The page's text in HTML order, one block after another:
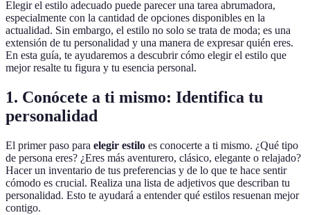
Elegir el estilo adecuado puede parecer una tarea abrumadora,
especialmente con la cantidad de opciones disponibles en la
actualidad. Sin embargo, el estilo no solo se trata de moda; es una
extensión de tu personalidad y una manera de expresar quién eres.
En esta guía, te ayudaremos a descubrir cómo elegir el estilo que
mejor resalte tu figura y tu esencia personal.
1. Conócete a ti mismo: Identifica tu
personalidad
El primer paso para elegir estilo es conocerte a ti mismo. ¿Qué tipo
de persona eres? ¿Eres más aventurero, clásico, elegante o relajado?
Hacer un inventario de tus preferencias y de lo que te hace sentir
cómodo es crucial. Realiza una lista de adjetivos que describan tu
personalidad. Esto te ayudará a entender qué estilos resuenan mejor
contigo.